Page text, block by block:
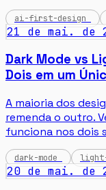
ai-first-design
21 de mai. de
Dark Mode vs
Dois em um
A maioria dos
remenda o outro.
funciona nos dois
dark-mode light-
20 de mai. de